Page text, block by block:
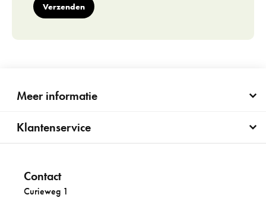
Verzenden
Meer informatie
Klantenservice
Contact
Curieweg 1